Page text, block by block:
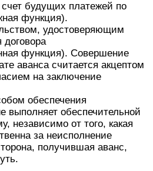
будущих платежей по
функция).
удостоверяющим
функция). Совершение
аванса считается акцептом
на заключение
обеспечения
выполняет обеспечительной
независимо от того, какая
за неисполнение
получившая аванс,